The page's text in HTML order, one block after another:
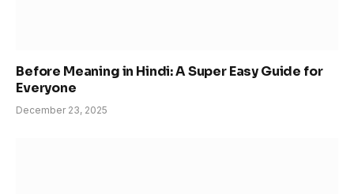
Before Meaning in Hindi: A Super Easy Guide for
Everyone
December 23, 2025